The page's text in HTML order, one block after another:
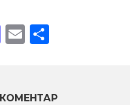
Mastodon
Email